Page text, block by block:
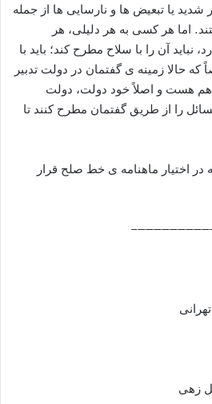
یا تبعیض ها و نارسایی ها از جمله
اما هر کسی به هر دلیلی، هر
نباید آن را با سلاح مطرح کند؛ باید با
حالا زمینه ی گفتمان در دولت تدبیر
هست و اصلاً خود دولت، دولت
را از طریق گفتمان مطرح کنند تا
اختیار ماهنامه ی خط صلح قرار
‌زهی